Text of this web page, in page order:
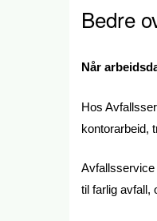
Bedre
Når
Hos
kontorarbeid,
Avfallsservice
til farlig avfall,